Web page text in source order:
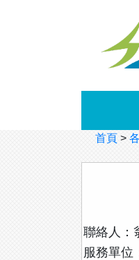
首頁 >
聯絡人：
服務單位